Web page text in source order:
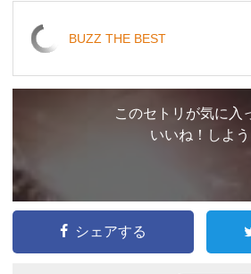
BUZZ THE BEST
このセトリが気に入
いいね！しよう
シェアする